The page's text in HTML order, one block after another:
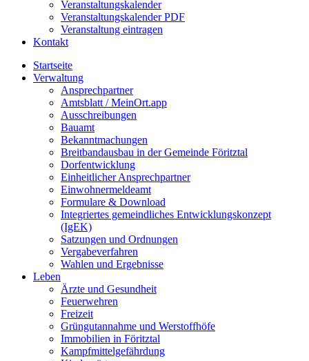
Veranstaltungskalender
Veranstaltungskalender PDF
Veranstaltung eintragen
Kontakt
Startseite
Verwaltung
Ansprechpartner
Amtsblatt / MeinOrt.app
Ausschreibungen
Bauamt
Bekanntmachungen
Breitbandausbau in der Gemeinde Föritztal
Dorfentwicklung
Einheitlicher Ansprechpartner
Einwohnermeldeamt
Formulare & Download
Integriertes gemeindliches Entwicklungskonzept
(IgEK)
Satzungen und Ordnungen
Vergabeverfahren
Wahlen und Ergebnisse
Leben
Ärzte und Gesundheit
Feuerwehren
Freizeit
Grüngutannahme und Werstoffhöfe
Immobilien in Föritztal
Kampfmittelgefährdung